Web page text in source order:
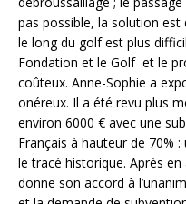
pas possible, la solution est
le long du golf est plus
Fondation et le Golf et le
coûteux. Anne-Sophie a
onéreux. Il a été revu plus
environ 6000 € avec une
Français à hauteur de 70%
le tracé historique. Après
donne son accord à